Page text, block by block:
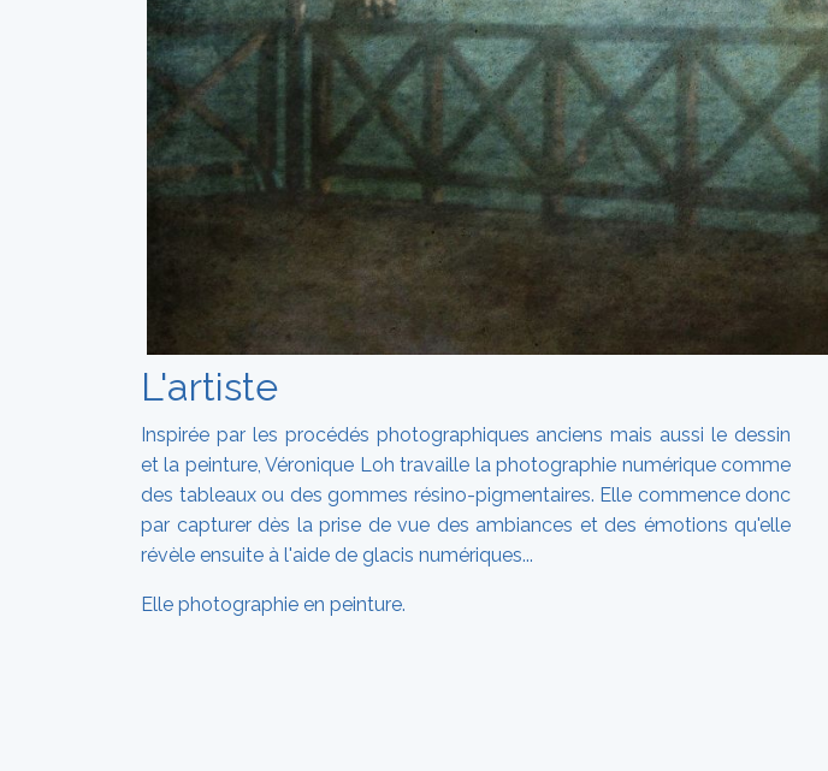
L'artiste
Inspirée par les procédés photographiques anciens mais aussi le dessin
et la peinture, Véronique Loh travaille la photographie numérique comme
des tableaux ou des gommes résino-pigmentaires. Elle commence donc
par capturer dès la prise de vue des ambiances et des émotions qu'elle
révèle ensuite à l'aide de glacis numériques...
Elle photographie en peinture.